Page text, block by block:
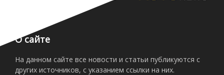
О сайте
На данном сайте все новости и статьи публикуются с
других источников, с указанием ссылки на них.